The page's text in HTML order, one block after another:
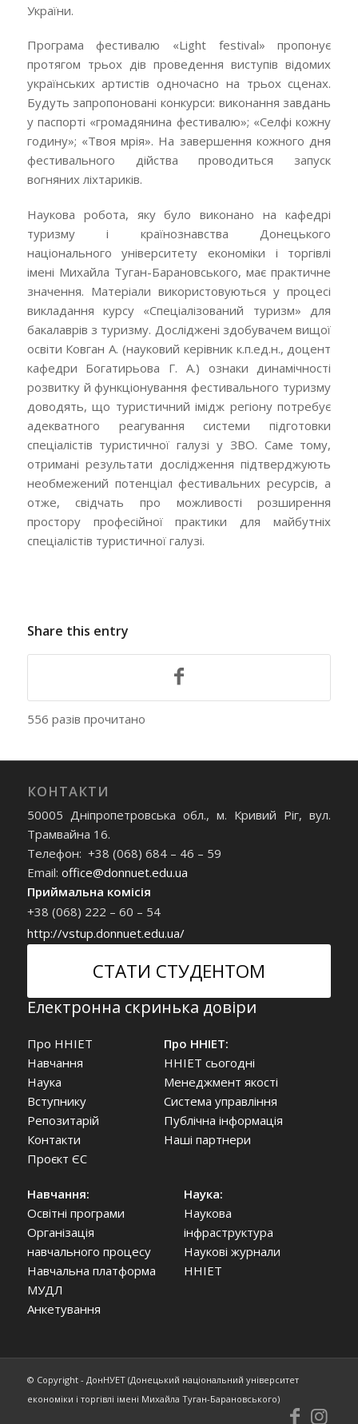
України.
Програма фестивалю «Light festival» пропонує
протягом трьох дів проведення виступів відомих
українських артистів одночасно на трьох сценах.
Будуть запропоновані конкурси: виконання завдань
у паспорті «громадянина фестивалю»; «Селфі кожну
годину»; «Твоя мрія». На завершення кожного дня
фестивального дійства проводиться запуск
вогняних ліхтариків.
Наукова робота, яку було виконано на кафедрі
туризму і країнознавства Донецького
національного університету економіки і торгівлі
імені Михайла Туган-Барановського, має практичне
значення. Матеріали використовуються у процесі
викладання курсу «Спеціалізований туризм» для
бакалаврів з туризму. Досліджені здобувачем вищої
освіти Ковган А. (науковий керівник к.п.ед.н., доцент
кафедри Богатирьова Г. А.) ознаки динамічності
розвитку й функціонування фестивального туризму
доводять, що туристичний імідж регіону потребує
адекватного реагування системи підготовки
спеціалістів туристичної галузі у ЗВО. Саме тому,
отримані результати дослідження підтверджують
необмежений потенціал фестивальних ресурсів, а
отже, свідчать про можливості розширення
простору професійної практики для майбутніх
спеціалістів туристичної галузі.
Share this entry
556 разів прочитано
КОНТАКТИ
50005 Дніпропетровська обл., м. Кривий Ріг, вул.
Трамвайна 16.
Телефон: +38 (068) 684 – 46 – 59
Email: office@donnuet.edu.ua
Приймальна комісія
+38 (068) 222 – 60 – 54
http://vstup.donnuet.edu.ua/
СТАТИ СТУДЕНТОМ
Електронна скринька довіри
Про ННІЕТ
Навчання
Наука
Вступнику
Репозитарій
Контакти
Проєкт ЄС
Про ННІЕТ:
ННІЕТ сьогодні
Менеджмент якості
Система управління
Публічна інформація
Наші партнери
Навчання:
Освітні програми
Організація
навчального процесу
Навчальна платформа
МУДЛ
Анкетування
Наука:
Наукова
інфраструктура
Наукові журнали
ННІЕТ
© Copyright - ДонНУЕТ (Донецький національний університет
економіки і торгівлі імені Михайла Туган-Барановського)